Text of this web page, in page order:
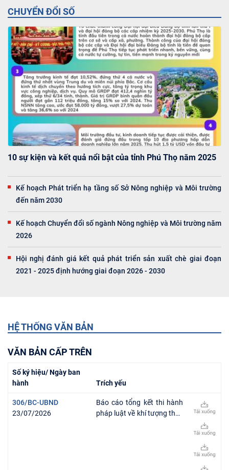
CHUYỂN ĐỔI SỐ
10 sự kiện và kết quả nổi bật của tỉnh Phú Thọ năm 2025
Kế hoạch Phát triển hạ tầng số Sở Nông nghiệp và Môi trường
đến năm 2030
Kế hoạch Chuyển đổi số ngành Nông nghiệp và Môi trường năm
2026
Hội nghị đánh giá kết quả phát triển sản xuất chè giai đoạn
2021 - 2025 định hướng giai đoạn 2026 - 2030
HỆ THỐNG VĂN BẢN
VĂN BẢN CẤP TRÊN
Số ký hiệu/ Ngày ban
hành
Trích yếu
306/BC-UBND
23/07/2026
Báo cáo tổng kết thi hành
pháp luật về khí tượng thủy